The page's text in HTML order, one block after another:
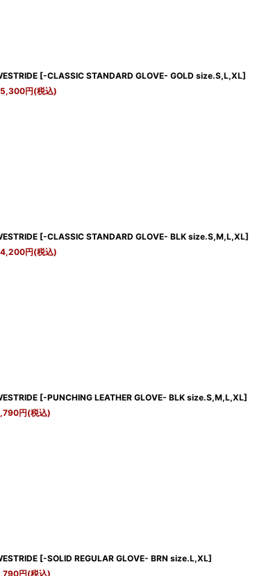
[-CLASSIC STANDARD GLOVE- GOLD size.S,L,XL]
円(税込)
[-CLASSIC STANDARD GLOVE- BLK size.S,M,L,XL]
円(税込)
[-PUNCHING LEATHER GLOVE- BLK size.S,M,L,XL]
円(税込)
[-SOLID REGULAR GLOVE- BRN size.L,XL]
円(税込)